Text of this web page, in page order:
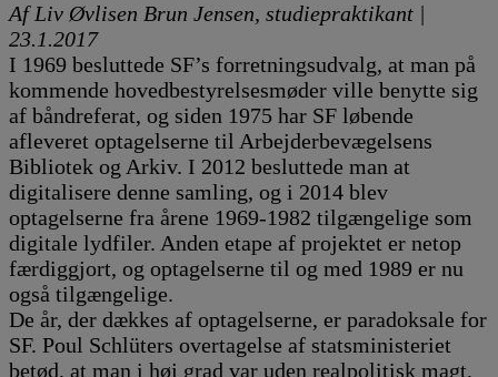
Af Liv Øvlisen Brun Jensen, studiepraktikant |
23.1.2017
I 1969 besluttede SF’s forretningsudvalg, at man på
kommende hovedbestyrelsesmøder ville benytte sig
af båndreferat, og siden 1975 har SF løbende
afleveret optagelserne til Arbejderbevægelsens
Bibliotek og Arkiv. I 2012 besluttede man at
digitalisere denne samling, og i 2014 blev
optagelserne fra årene 1969-1982 tilgængelige som
digitale lydfiler. Anden etape af projektet er netop
færdiggjort, og optagelserne til og med 1989 er nu
også tilgængelige.
De år, der dækkes af optagelserne, er paradoksale for
SF. Poul Schlüters overtagelse af statsministeriet
betød, at man i høj grad var uden realpolitisk magt,